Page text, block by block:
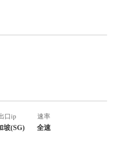
口ip
坡(SG)
速率
全速